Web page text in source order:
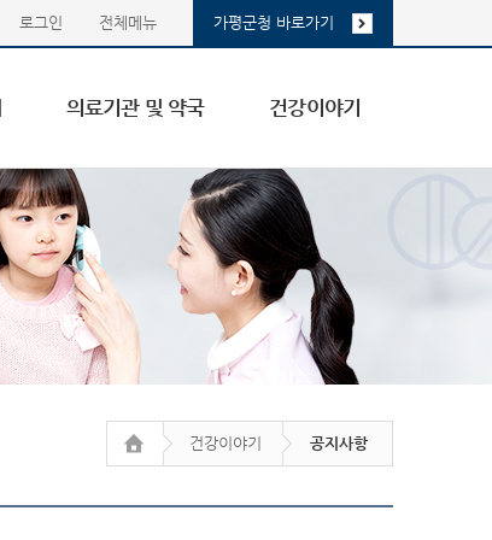
로그인 전체메뉴 가평군청 바로가기
의료기관 및 약국 건강이야기
건강이야기 공지사항